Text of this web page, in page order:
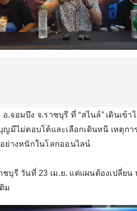
อมบึง จ.ราชบุรี ที่ “สไนล์” เดินเข้
มีไม่ตอบโต้และเลือกเดินหนี เหตุก
ย่างหนักในโลกออนไลน์
บุรี วันที่ 23 เม.ย. แต่แผนต้องเปลี่ย
ม